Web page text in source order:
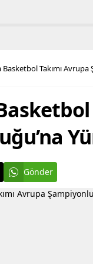
ilişkin
Takımı
Gönder